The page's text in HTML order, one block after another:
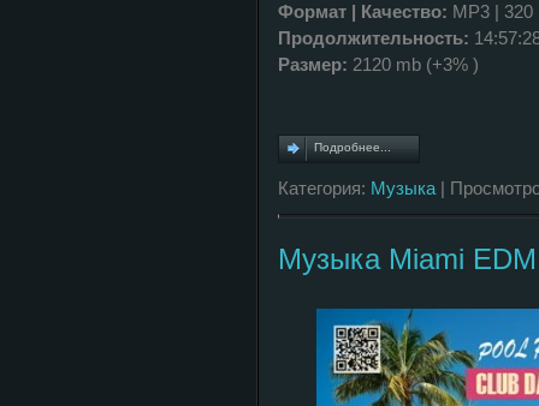
Формат | Качество: MP3 | 320
Продолжительность:
Размер: 2120 mb (+3% )
Подробнее...
Категория: Музыка |
Музыка Miami